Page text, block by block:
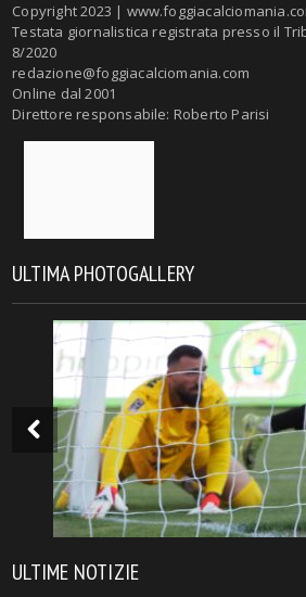
Copyright 2023 |
Testata giornalistica registrata presso il
8/2020
redazione@foggiacalciomania.com
Online dal 2001
Direttore responsabile: Roberto Parisi
ULTIMA PHOTOGALLERY
ULTIME NOTIZIE